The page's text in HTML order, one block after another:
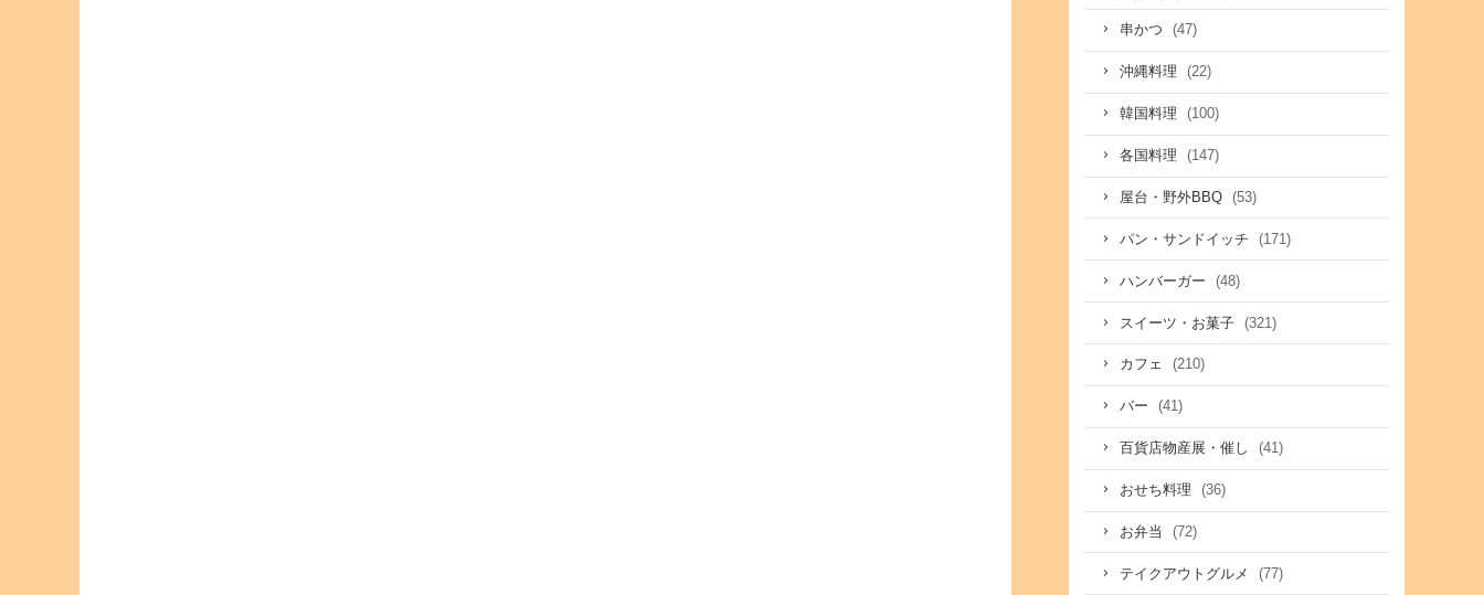
串かつ (47)
沖縄料理 (22)
韓国料理 (100)
各国料理 (147)
屋台・野外BBQ (53)
パン・サンドイッチ (171)
ハンバーガー (48)
スイーツ・お菓子 (321)
カフェ (210)
バー (41)
百貨店物産展・催し (41)
おせち料理 (36)
お弁当 (72)
テイクアウトグルメ (77)